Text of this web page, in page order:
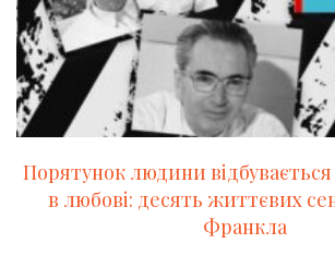
Порятунок людини
в любові: десять життєвих
Франкла